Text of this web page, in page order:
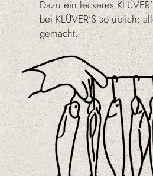
Dazu ein leckeres
bei KLÜVER’S so üblich:
gemacht.